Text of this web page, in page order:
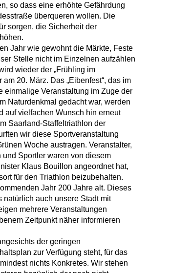
so dass eine erhöhte Gefährdung
überqueren wollen. Die
sorgen, die Sicherheit der
Jahr wie gewohnt die Märkte, Feste
Stelle nicht im Einzelnen aufzählen
wieder der „Frühling im
20. März. Das „Eibenfest“, das im
einmalige Veranstaltung im Zuge der
Naturdenkmal gedacht war, werden
auf vielfachen Wunsch hin erneut
Saarland-Staffeltriathlon der
wir diese Sportveranstaltung
Woche austragen. Veranstalter,
Sportler waren von diesem
Klaus Bouillon angeordnet hat,
für den Triathlon beizubehalten.
Jahr 200 Jahre alt. Dieses
auch unsere Stadt mit
mehrere Veranstaltungen
Zeitpunkt näher informieren
der geringen
zur Verfügung steht, für das
nichts Konkretes. Wir stehen